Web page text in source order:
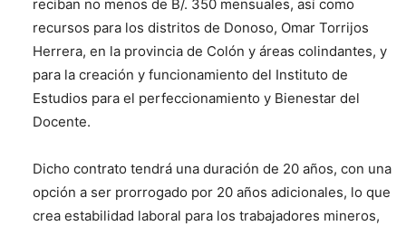
reciban no menos de B/. 350 mensuales, así como
recursos para los distritos de Donoso, Omar Torrijos
Herrera, en la provincia de Colón y áreas colindantes, y
para la creación y funcionamiento del Instituto de
Estudios para el perfeccionamiento y Bienestar del
Docente.
Dicho contrato tendrá una duración de 20 años, con una
opción a ser prorrogado por 20 años adicionales, lo que
crea estabilidad laboral para los trabajadores mineros,